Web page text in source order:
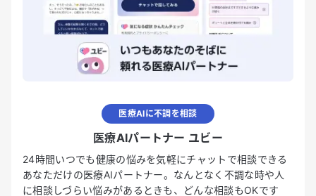
医療AIに不調を相談
医療AIパートナー ユビー
24時間いつでも健康の悩みを気軽にチャットで相談できる
あなただけの医療AIパートナー。なんとなく不調な時や人
に相談しづらい悩みがあるときも、どんな相談もOKです